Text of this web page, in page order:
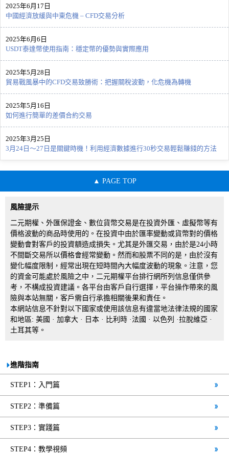
2025年6月17日
中國經濟放緩與中東危機 – CFD交易分析
2025年6月6日
USDT泰達幣使用指南：穩定幣的優勢與實際應用
2025年5月28日
貿易戰風暴中的CFD交易致勝術：把握關稅波動，化危機為轉機
2025年5月16日
如何進行簡單的差價合約交易
2025年3月25日
3月24日～27日是關鍵時機！利用經濟數據進行30秒交易輕鬆賺錢的方法
PAGE TOP
風險提示
二元期權、外匯保證金、數位貨幣交易是在投資外匯、虛擬幣等有
價格波動的商品時使用的。在投資中由於匯率變動或貨幣對的價格
變動會對客戶的投資額造成損失。尤其是外匯交易，由於是24小時
不間斷交易所以價格會經常變動。然而和股票不同的是，由於沒有
變化幅度限制，經常出現在短時間內大幅度波動的現象。注意，您
的資金可能處於風險之中，二元期權平台排行網所列信息僅供參
考，不構成投資建議。各平台由客戶自行選擇，平台操作帶來的風
險與本站無關，客戶需自行承擔相關後果和責任。
本網站信息不針對以下國家或使用該信息有違當地法律法規的國家
和地區: 美國 · 加拿大 · 日本 · 比利時 ·法國 · 以色列 ·拉脫維亞 ·
土耳其等。
進階指南
STEP1：入門篇
STEP2：準備篇
STEP3：實踐篇
STEP4：教學視頻